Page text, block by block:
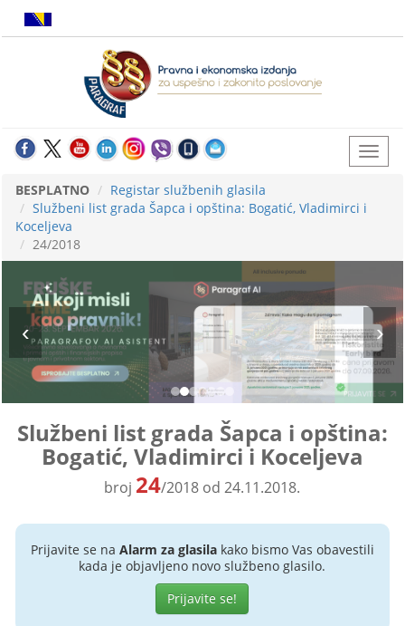
BESPLATNO
Registar službenih glasila
Službeni list grada Šapca i opština: Bogatić, Vladimirci i
Koceljeva
24/2018
Službeni list grada Šapca i opština:
Bogatić, Vladimirci i Koceljeva
broj 24/2018 od 24.11.2018.
Prijavite se na Alarm za glasilakako bismo Vas obavestili
kada je objavljeno novo službeno glasilo.
Prijavite se!